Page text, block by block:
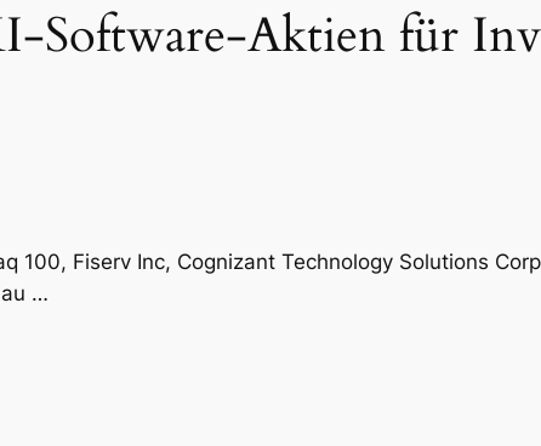
Software-Aktien für
Fiserv Inc, Cognizant Technology Solutions
au …